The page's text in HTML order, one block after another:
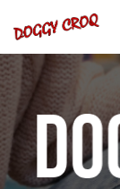
au
contenu
principal